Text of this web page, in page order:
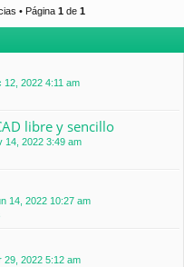
• Página 1de 1
12, 2022 4:11 am
libre y sencillo
14, 2022 3:49 am
14, 2022 10:27 am
29, 2022 5:12 am